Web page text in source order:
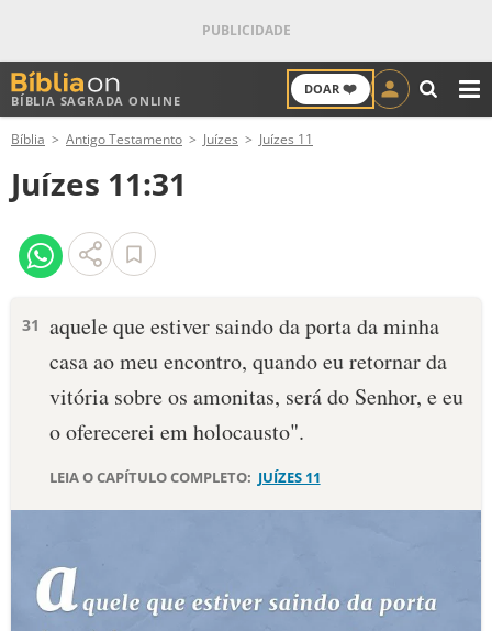
BÍBLIA SAGRADA ONLINE
DOAR ❤️
ANTIGO TESTAMENTO
NOVO TESTAMENTO
VERSÍCULOS
PALAVRA DO DIA
SALMO DO DIA
DEVOCIONAL DIÁRIO
ESTUDOS BÍBLICOS
Bíblia Antigo Testamento Juízes Juízes 11
Juízes 11:31
31 aquele que estiver saindo da porta da minha
casa ao meu encontro, quando eu retornar da
vitória sobre os amonitas, será do Senhor, e eu
o oferecerei em holocausto".
LEIA O CAPÍTULO COMPLETO: JUÍZES 11